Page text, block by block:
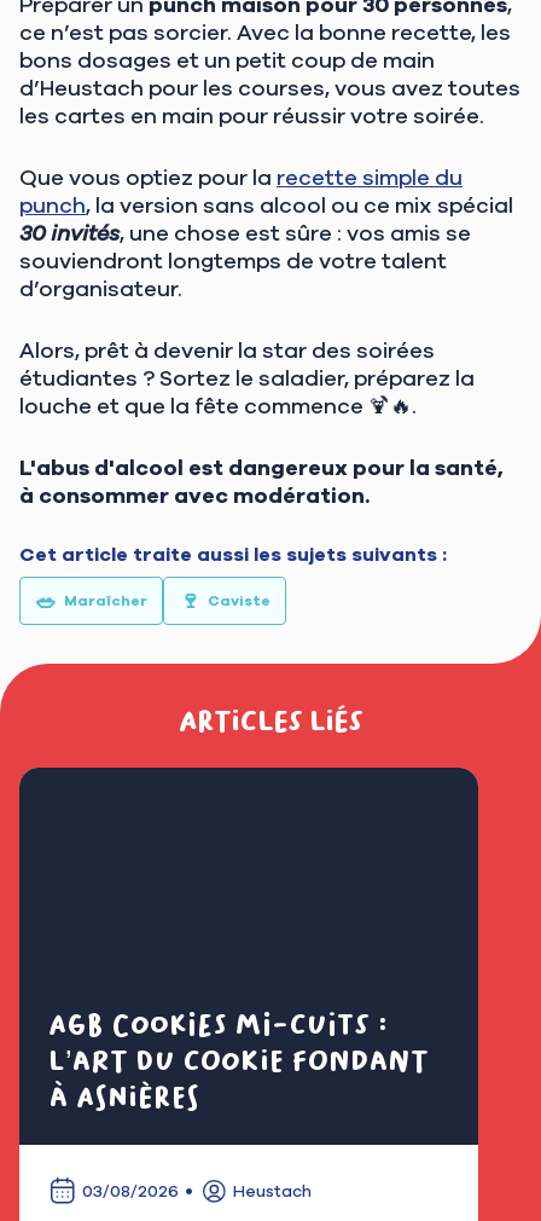
ce n’est pas sorcier. Avec la bonne recette, les
bons dosages et un petit coup de main
d’Heustach pour les courses, vous avez toutes
les cartes en main pour réussir votre soirée.
Que vous optiez pour la recette simple du
punch, la version sans alcool ou ce mix spécial
30 invités, une chose est sûre : vos amis se
souviendront longtemps de votre talent
d’organisateur.
Alors, prêt à devenir la star des soirées
étudiantes ? Sortez le saladier, préparez la
louche et que la fête commence 🍹🔥.
L'abus d'alcool est dangereux pour la santé,
à consommer avec modération.
Cet article traite aussi les sujets suivants :
🥗 Maraîcher 🍷 Caviste
Articles liés
AGB Cookies mi-cuits :
l’art du cookie fondant
à Asnières
03/08/2026 Heustach